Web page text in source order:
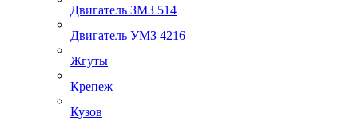
Двигатель ЗМЗ 514
Двигатель УМЗ 4216
Жгуты
Крепеж
Кузов